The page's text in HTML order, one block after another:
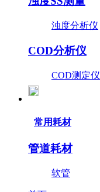
浊度分析仪
COD分析仪
COD测定仪
常用耗材
管道耗材
软管